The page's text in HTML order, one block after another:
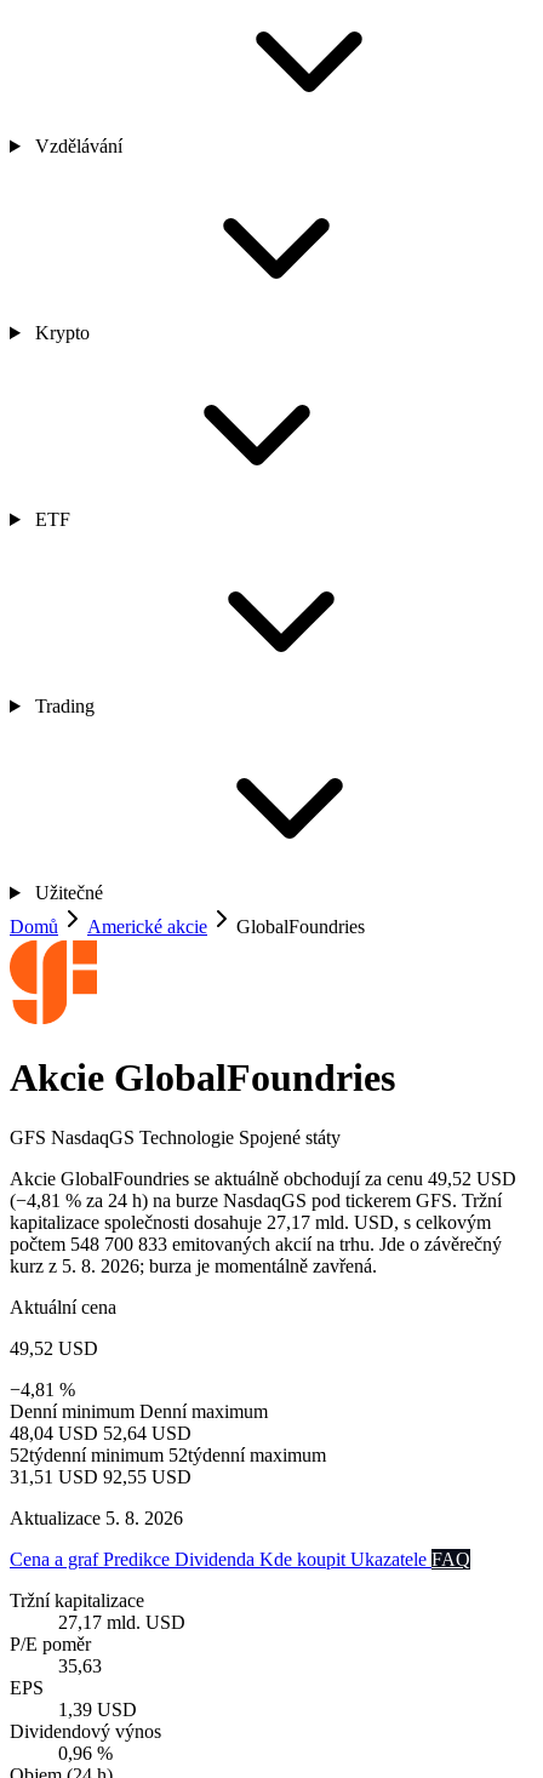
Vzdělávání
Krypto
ETF
Trading
Užitečné
Domů
Americké akcie GlobalFoundries
Akcie GlobalFoundries
GFS NasdaqGS Technologie Spojené státy
Akcie GlobalFoundries se aktuálně obchodují za cenu 49,52 USD
(−4,81 % za 24 h) na burze NasdaqGS pod tickerem GFS. Tržní
kapitalizace společnosti dosahuje 27,17 mld. USD, s celkovým
počtem 548 700 833 emitovaných akcií na trhu. Jde o závěrečný
kurz z 5. 8. 2026; burza je momentálně zavřená.
Aktuální cena
49,52 USD
−4,81 %
Denní minimum Denní maximum
48,04 USD 52,64 USD
52týdenní minimum 52týdenní maximum
31,51 USD 92,55 USD
Aktualizace 5. 8. 2026
Cena a grafPredikce Dividenda Kde koupit Ukazatele FAQ
Tržní kapitalizace
27,17 mld. USD
P/E poměr
35,63
EPS
1,39 USD
Dividendový výnos
0,96 %